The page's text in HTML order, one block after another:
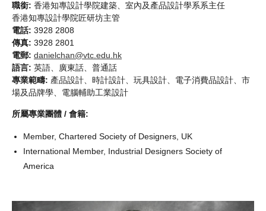
職銜: 香港知專設計學院建築、室內及產品設計學系系主任
香港知專設計學院匠研坊主管
電話: 3928 2808
傳真: 3928 2801
電郵: danielchan@vtc.edu.hk
語言: 英語、廣東話、普通話
專業範疇: 產品設計、時計設計、玩具設計、電子消費品設計、市
場及品牌學、電腦輔助工業設計
所屬專業團體 / 會籍:
Member, Chartered Society of Designers, UK
International Member, Industrial Designers Society of
America